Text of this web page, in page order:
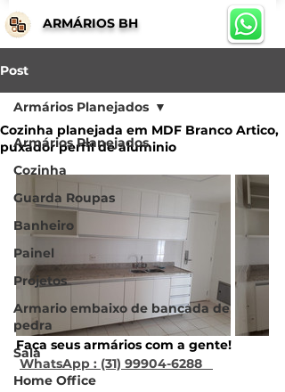
ARMÁRIOS BH
Post
Armários Planejados
Cozinha
Guarda Roupas
Banheiro
Painel
Projetos
Armario embaixo de bancada de
pedra
Sala
Home Office
Armários Planejados
Cozinha planejada em MDF Branco Artico,
puxador perfil de aluminio
Faça seus armários com a gente!
WhatsApp : (31) 99904-6288